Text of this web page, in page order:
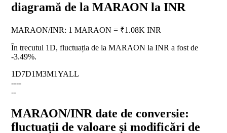
diagramă de la MARAON la INR
MARAON/INR: 1 MARAON = ₹1.08K INR
În trecutul 1D, fluctuația de la MARAON la INR a fost de
-3.49%.
1D7D1M3M1YALL
----
--
MARAON/INR date de conversie:
fluctuații de valoare și modificări de